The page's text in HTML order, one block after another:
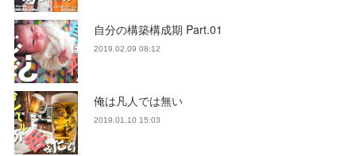
自分の構築構成期 Part.01
2019.02.09 08:12
俺は凡人では無い
2019.01.10 15:03